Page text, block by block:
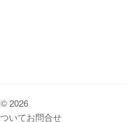
2026
いてお問合せ